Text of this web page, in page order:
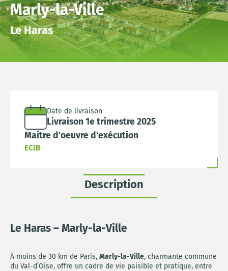
Marly-la-Ville
Le Haras
Description
Le Haras – Marly-la-Ville
À moins de 30 km de Paris, Marly-la-Ville, charmante commune
du Val-d’Oise, offre un cadre de vie paisible et pratique, entre
Date de livraison
Livraison 1e trimestre 2025
Maitre d'oeuvre d'exécution
ECIB